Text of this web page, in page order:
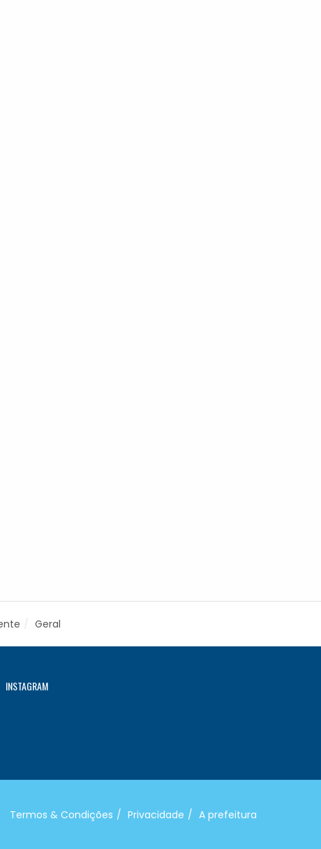
Geral
INSTAGRAM
Termos & Condições Privacidade A prefeitura